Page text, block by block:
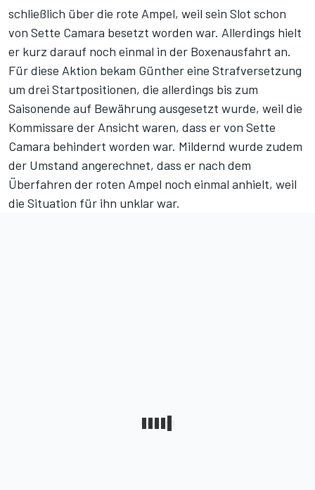
schließlich über die rote Ampel, weil sein Slot schon
von Sette Camara besetzt worden war. Allerdings hielt
er kurz darauf noch einmal in der Boxenausfahrt an.
Für diese Aktion bekam Günther eine Strafversetzung
um drei Startpositionen, die allerdings bis zum
Saisonende auf Bewährung ausgesetzt wurde, weil die
Kommissare der Ansicht waren, dass er von Sette
Camara behindert worden war. Mildernd wurde zudem
der Umstand angerechnet, dass er nach dem
Überfahren der roten Ampel noch einmal anhielt, weil
die Situation für ihn unklar war.